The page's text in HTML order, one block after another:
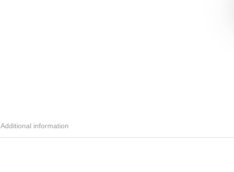
Additional information